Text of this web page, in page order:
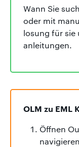
Wann Sie
oder mit
losung für
anleitungen.
OLM zu EML
Öffnen